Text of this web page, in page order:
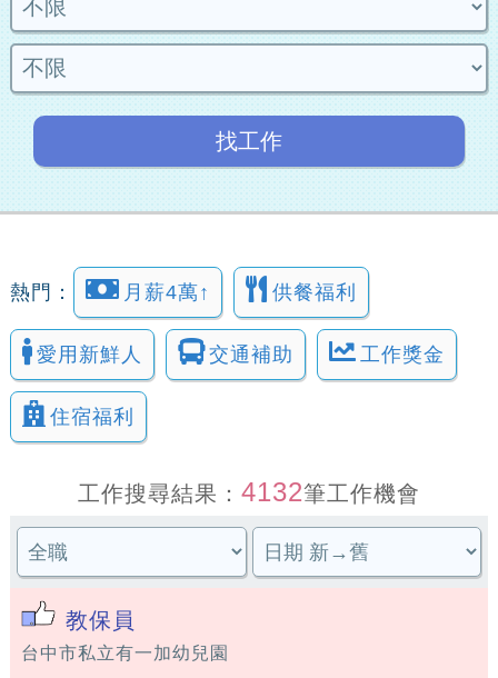
找工作
熱門： 月薪4萬↑ 供餐福利
愛用新鮮人 交通補助 工作獎金
住宿福利
工作搜尋結果： 4132筆工作機會
教保員
台中市私立有一加幼兒園